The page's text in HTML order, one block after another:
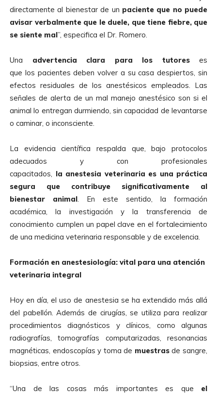
directamente al bienestar de un paciente que no puede
avisar verbalmente que le duele, que tiene fiebre, que
se siente mal”, especifica el Dr. Romero.
Una advertencia clara para los tutoreses
que los pacientes deben volver a su casa despiertos, sin
efectos residuales de los anestésicos empleados. Las
señales de alerta de un mal manejo anestésico son si el
animal lo entregan durmiendo, sin capacidad de levantarse
o caminar, o inconsciente.
La evidencia científica respalda que, bajo protocolos
adecuados y con profesionales
capacitados, la anestesia veterinaria es una práctica
segura que contribuye significativamente al
bienestar animal . En este sentido, la formación
académica, la investigación y la transferencia de
conocimiento cumplen un papel clave en el fortalecimiento
de una medicina veterinaria responsable y de excelencia.
Formación en anestesiología: vital para una atención
veterinaria integral
Hoy en día, el uso de anestesia se ha extendido más allá
del pabellón. Además de cirugías, se utiliza para realizar
procedimientos diagnósticos y clínicos, como algunas
radiografías, tomografías computarizadas, resonancias
magnéticas, endoscopías y toma de muestrasde sangre,
biopsias, entre otros.
“Una de las cosas más importantes es que el